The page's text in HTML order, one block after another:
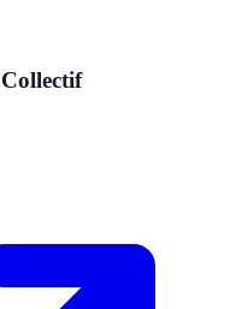
Collectif